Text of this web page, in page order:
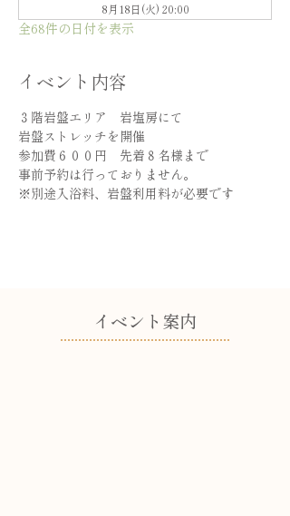
8月18日(火) 20:00
全68件の日付を表示
イベント内容
３階岩盤エリア　岩塩房にて
岩盤ストレッチを開催
参加費６００円　先着８名様まで
事前予約は行っておりません。
※別途入浴料、岩盤利用料が必要です
​イベント案内